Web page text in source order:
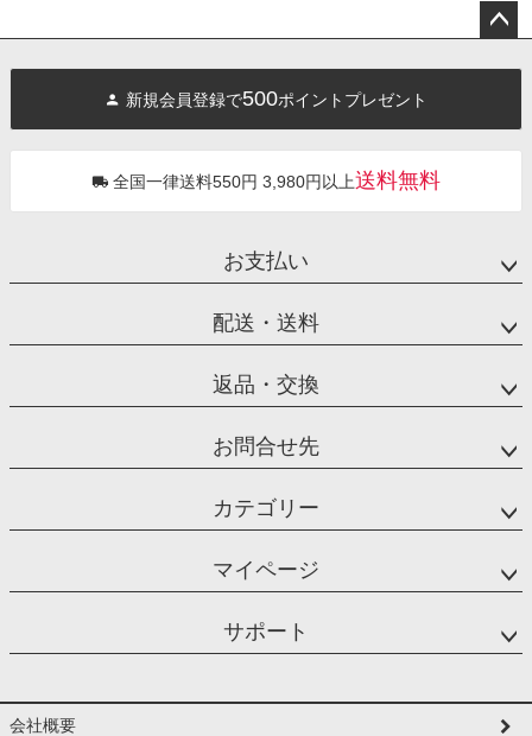
へ
新規会員登録で500ポイントプレゼント
全国一律送料550円 3,980円以上送料無料
お支払い
配送・送料
返品・交換
お問合せ先
カテゴリー
マイページ
サポート
会社概要